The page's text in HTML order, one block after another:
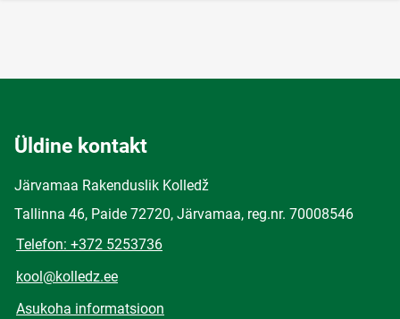
Üldine kontakt
Järvamaa Rakenduslik Kolledž
Tallinna 46, Paide 72720, Järvamaa, reg.nr. 70008546
Telefon: +372 5253736
kool@kolledz.ee
Asukoha informatsioon